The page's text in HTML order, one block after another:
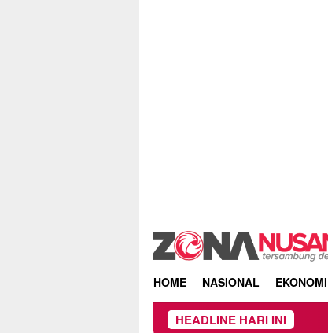
HOME NASIONAL EKONOMI
HEADLINE HARI INI